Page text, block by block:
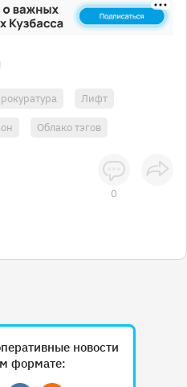
Лифт
Облако тэгов
0
новости
формате: